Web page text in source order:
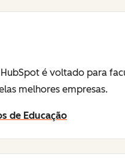
é voltado para
melhores empresas.
de Educação